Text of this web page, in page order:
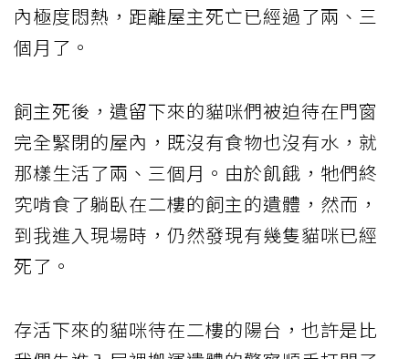
內極度悶熱，距離屋主死亡已經過了兩、三
個月了。
飼主死後，遺留下來的貓咪們被迫待在門窗
完全緊閉的屋內，既沒有食物也沒有水，就
那樣生活了兩、三個月。由於飢餓，牠們終
究啃食了躺臥在二樓的飼主的遺體，然而，
到我進入現場時，仍然發現有幾隻貓咪已經
死了。
存活下來的貓咪待在二樓的陽台，也許是比